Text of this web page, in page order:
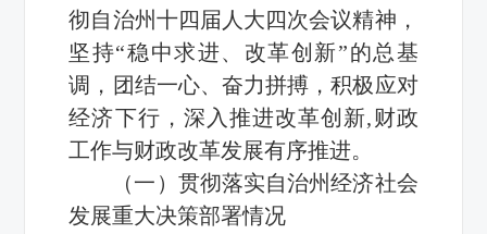
彻自治州十四届人大四次会议精神，
坚持“稳中求进、改革创新”的总基
调，团结一心、奋力拼搏，积极应对
经济下行，深入推进改革创新,财政
工作与财政改革发展有序推进。
（一）贯彻落实自治州经济社会
发展重大决策部署情况